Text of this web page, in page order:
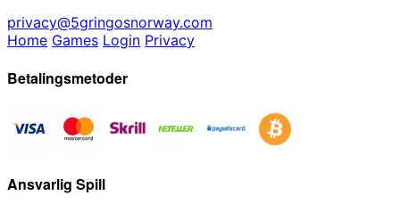
privacy@5gringosnorway.com
Home Games Login Privacy
Betalingsmetoder
Ansvarlig Spill